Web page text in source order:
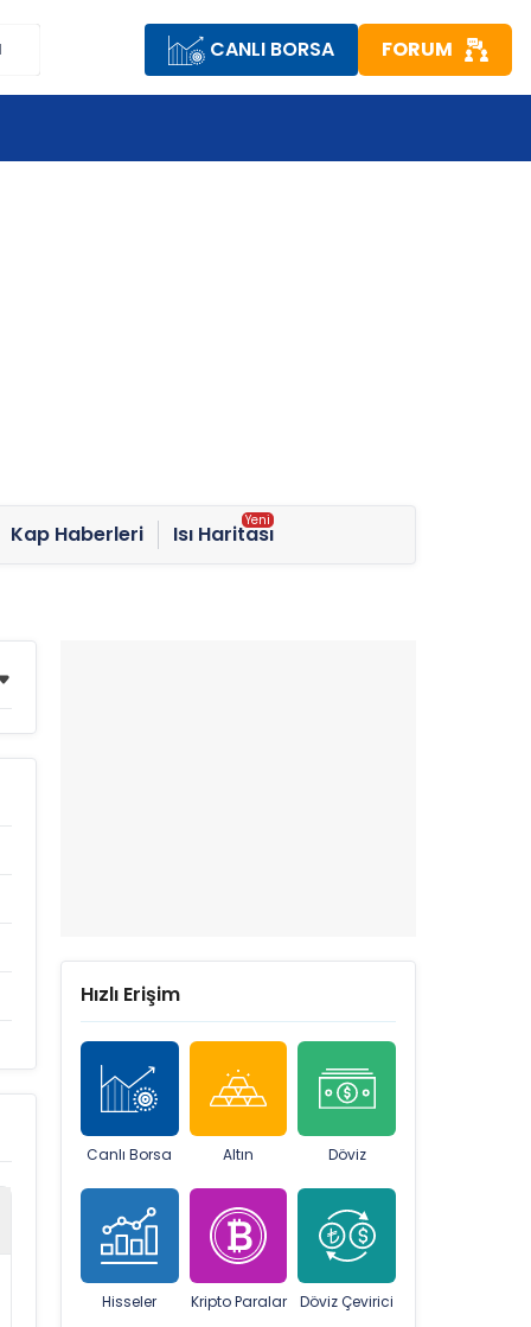
CANLI BORSA FORUM
Kap Haberleri Isı Haritası
Hızlı Erişim
Canlı Borsa Altın Döviz
Hisseler Kripto Paralar Döviz Çevirici